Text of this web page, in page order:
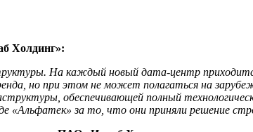
Холдинг»:
На каждый новый дата-центр
но при этом не может полагаться на
обеспечивающей полный
«Альфатек» за то, что они приняли решение